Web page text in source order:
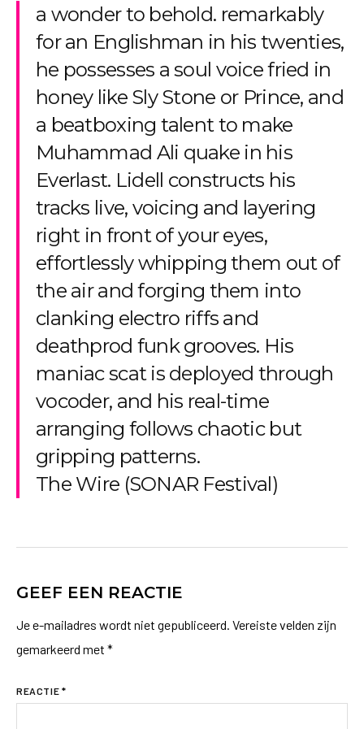
a wonder to behold. remarkably
for an Englishman in his twenties,
he possesses a soul voice fried in
honey like Sly Stone or Prince, and
a beatboxing talent to make
Muhammad Ali quake in his
Everlast. Lidell constructs his
tracks live, voicing and layering
right in front of your eyes,
effortlessly whipping them out of
the air and forging them into
clanking electro riffs and
deathprod funk grooves. His
maniac scat is deployed through
vocoder, and his real-time
arranging follows chaotic but
gripping patterns.
The Wire (SONAR Festival)
GEEF EEN REACTIE
Je e-mailadres wordt niet gepubliceerd. Vereiste velden zijn
gemarkeerd met *
REACTIE *